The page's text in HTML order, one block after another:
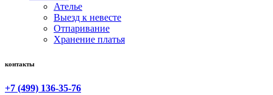
Ателье
Выезд к невесте
Отпаривание
Хранение платья
контакты
+7 (499) 136-35-76